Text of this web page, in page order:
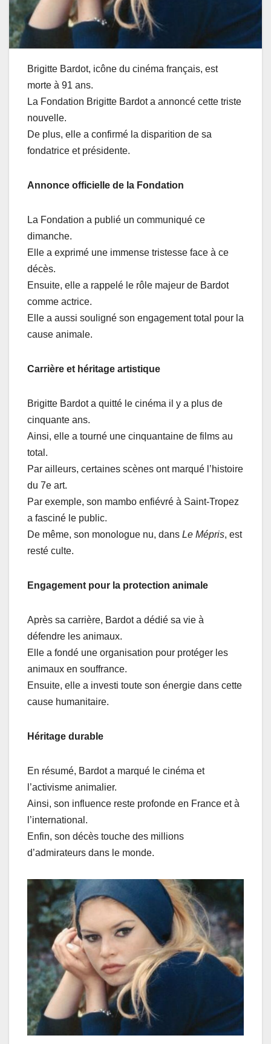
Brigitte Bardot, icône du cinéma français, est
morte à 91 ans.
La Fondation Brigitte Bardot a annoncé cette triste
nouvelle.
De plus, elle a confirmé la disparition de sa
fondatrice et présidente.
Annonce officielle de la Fondation
La Fondation a publié un communiqué ce
dimanche.
Elle a exprimé une immense tristesse face à ce
décès.
Ensuite, elle a rappelé le rôle majeur de Bardot
comme actrice.
Elle a aussi souligné son engagement total pour la
cause animale.
Carrière et héritage artistique
Brigitte Bardot a quitté le cinéma il y a plus de
cinquante ans.
Ainsi, elle a tourné une cinquantaine de films au
total.
Par ailleurs, certaines scènes ont marqué l’histoire
du 7e art.
Par exemple, son mambo enfiévré à Saint-Tropez
a fasciné le public.
De même, son monologue nu, dans Le Mépris, est
resté culte.
Engagement pour la protection animale
Après sa carrière, Bardot a dédié sa vie à
défendre les animaux.
Elle a fondé une organisation pour protéger les
animaux en souffrance.
Ensuite, elle a investi toute son énergie dans cette
cause humanitaire.
Héritage durable
En résumé, Bardot a marqué le cinéma et
l’activisme animalier.
Ainsi, son influence reste profonde en France et à
l’international.
Enfin, son décès touche des millions
d’admirateurs dans le monde.